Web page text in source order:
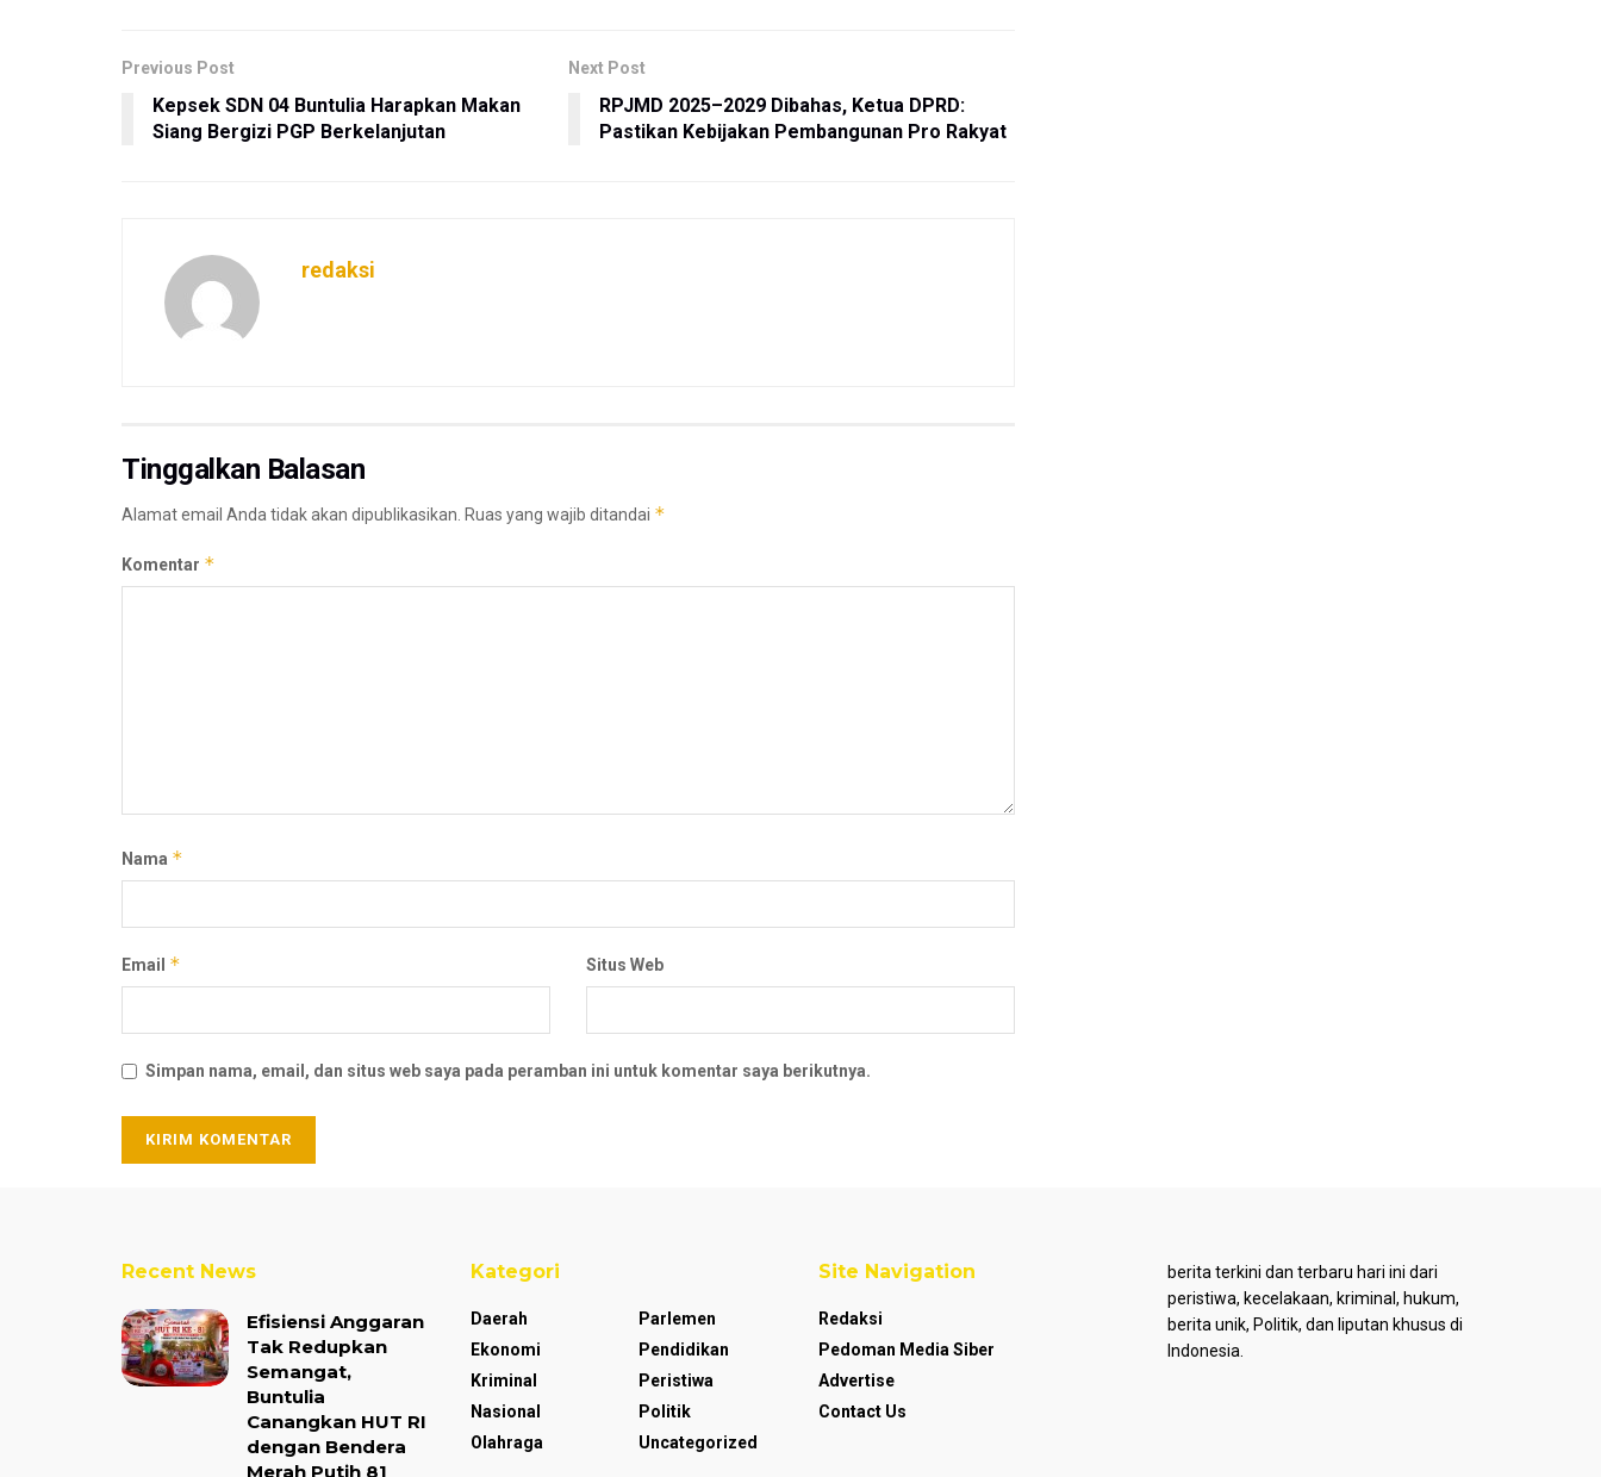
Previous Post
Kepsek SDN 04 Buntulia Harapkan Makan
Siang Bergizi PGP Berkelanjutan
Next Post
RPJMD 2025–2029 Dibahas, Ketua DPRD:
Pastikan Kebijakan Pembangunan Pro Rakyat
redaksi
Tinggalkan Balasan
Alamat email Anda tidak akan dipublikasikan. Ruas yang wajib ditandai *
Komentar *
Nama *
Email * Situs Web
Simpan nama, email, dan situs web saya pada peramban ini untuk komentar saya berikutnya.
Recent News
Efisiensi Anggaran
Tak Redupkan
Semangat,
Buntulia
Canangkan HUT RI
dengan Bendera
Merah Putih 81
Kategori
Daerah
Ekonomi
Kriminal
Nasional
Olahraga
Parlemen
Pendidikan
Peristiwa
Politik
Uncategorized
Site Navigation
Redaksi
Pedoman Media Siber
Advertise
Contact Us
berita terkini dan terbaru hari ini dari
peristiwa, kecelakaan, kriminal, hukum,
berita unik, Politik, dan liputan khusus di
Indonesia.